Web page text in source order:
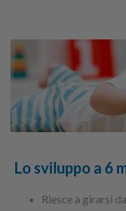
Lo sviluppo a 6
Riesce a girarsi